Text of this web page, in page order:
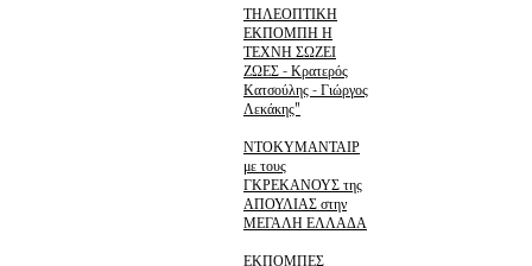
ΤΗΛΕΟΠΤΙΚΗ
ΕΚΠΟΜΠΗ Η
ΤΕΧΝΗ ΣΩΖΕΙ
ΖΩΕΣ - Κρατερός
Κατσούλης - Γιώργος
Λεκάκης"
ΝΤΟΚΥΜΑΝΤΑΙΡ
με τους
ΓΚΡΕΚΑΝΟΥΣ της
ΑΠΟΥΛΙΑΣ στην
ΜΕΓΑΛΗ ΕΛΛΑΔΑ
ΕΚΠΟΜΠΕΣ